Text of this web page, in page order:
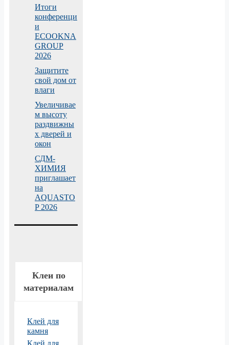
Итоги
конференци
и
ECOOKNA
GROUP
2026
Защитите
свой дом от
влаги
Увеличивае
м высоту
раздвижны
х дверей и
окон
СДМ-
ХИМИЯ
приглашает
на
AQUASTO
P 2026
Клеи по
материалам
Клей для
камня
Клей для